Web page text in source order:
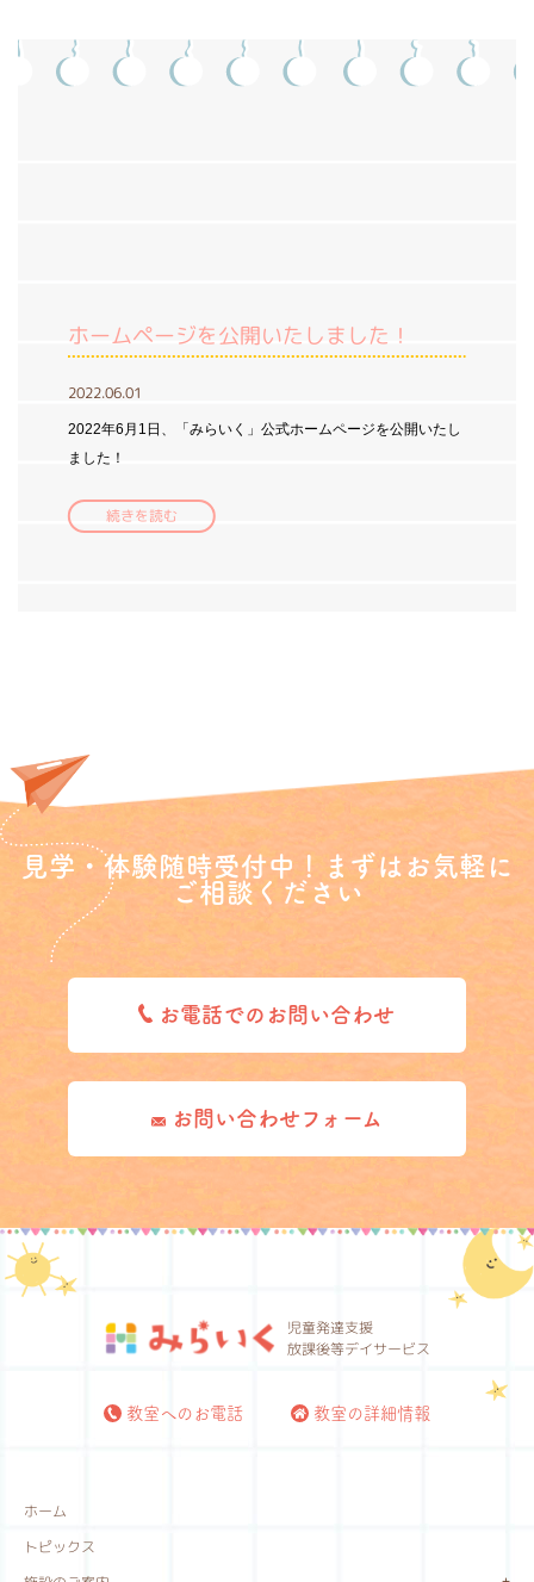
ホームページを公開いたしました！
2022.06.01
2022年6月1日、「みらいく」公式ホームページを公開いたし
ました！
続きを読む
見学・体験随時受付中！まずはお気軽に
ご相談ください
お電話でのお問い合わせ
お問い合わせフォーム
児童発達支援
放課後等デイサービス
教室へのお電話 教室の詳細情報
ホーム
トピックス